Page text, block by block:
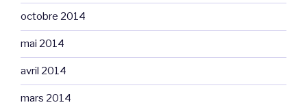
octobre 2014
mai 2014
avril 2014
mars 2014